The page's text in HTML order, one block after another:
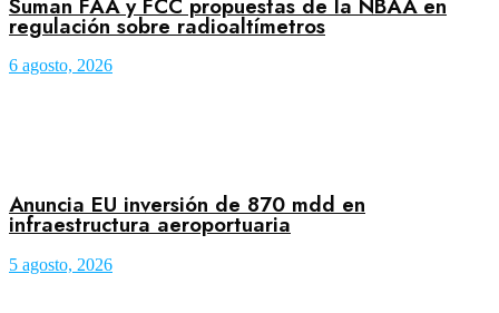
regulación sobre radioaltímetros
6 agosto, 2026
Anuncia EU inversión de 870 mdd en
infraestructura aeroportuaria
5 agosto, 2026